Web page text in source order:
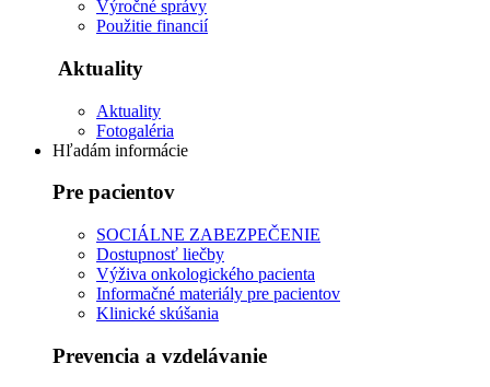
Výročné správy
Použitie financií
Aktuality
Aktuality
Fotogaléria
Hľadám informácie
Pre pacientov
SOCIÁLNE ZABEZPEČENIE
Dostupnosť liečby
Výživa onkologického pacienta
Informačné materiály pre pacientov
Klinické skúšania
Prevencia a vzdelávanie